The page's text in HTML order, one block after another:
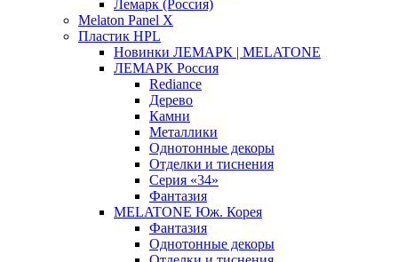
Лемарк (Россия)
Melaton Panel X
Пластик HPL
Новинки ЛЕМАРК | MELATONE
ЛЕМАРК Россия
Rediance
Дерево
Камни
Металлики
Однотонные декоры
Отделки и тиснения
Серия «34»
Фантазия
MELATONE Юж. Корея
Фантазия
Однотонные декоры